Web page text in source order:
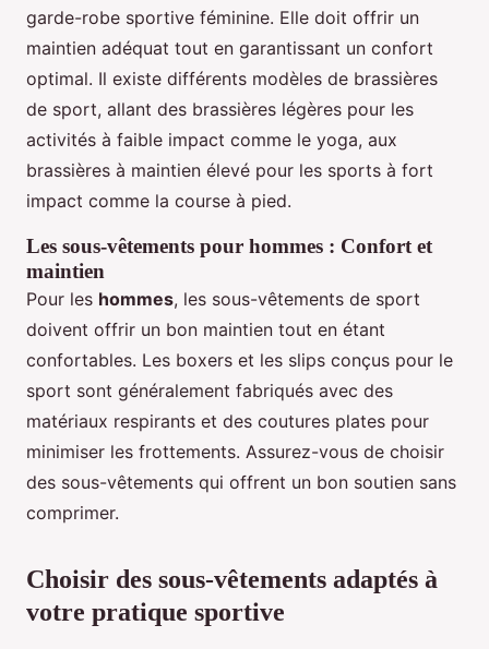
garde-robe sportive féminine. Elle doit offrir un
maintien adéquat tout en garantissant un confort
optimal. Il existe différents modèles de brassières
de sport, allant des brassières légères pour les
activités à faible impact comme le yoga, aux
brassières à maintien élevé pour les sports à fort
impact comme la course à pied.
Les sous-vêtements pour hommes : Confort et
maintien
Pour les hommes, les sous-vêtements de sport
doivent offrir un bon maintien tout en étant
confortables. Les boxers et les slips conçus pour le
sport sont généralement fabriqués avec des
matériaux respirants et des coutures plates pour
minimiser les frottements. Assurez-vous de choisir
des sous-vêtements qui offrent un bon soutien sans
comprimer.
Choisir des sous-vêtements adaptés à
votre pratique sportive